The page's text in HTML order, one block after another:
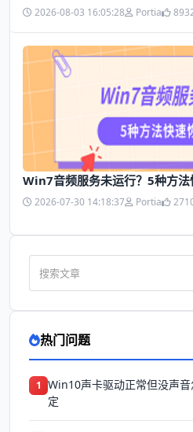
2026-08-03 16:05:28 Portia
Win7音频服务未运行？5种方法
2026-07-30 14:18:37 Portia
热门问题
1 Win10声卡驱动正常但没声
定